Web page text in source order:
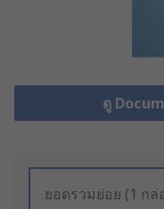
ดู
ยอดรวมย่อย (1 ก